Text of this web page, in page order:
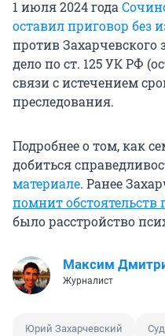
1 июля 2024 года
оставил приговор без
против Захарчевского
дело по ст. 125 УК РФ
связи с истечением
преследования.
Подробнее о том, как
добиться
материале. Ранее
помнит обстоятельств
было расстройство
Максим
Журналист
Юрий Захарчевский Суд